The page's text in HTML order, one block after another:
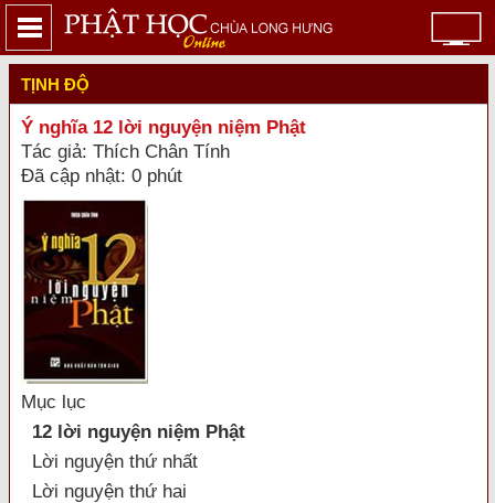
TỊNH ĐỘ
Ý nghĩa 12 lời nguyện niệm Phật
Tác giả: Thích Chân Tính
Đã cập nhật: 0 phút
Mục lục
12 lời nguyện niệm Phật
Lời nguyện thứ nhất
Lời nguyện thứ hai